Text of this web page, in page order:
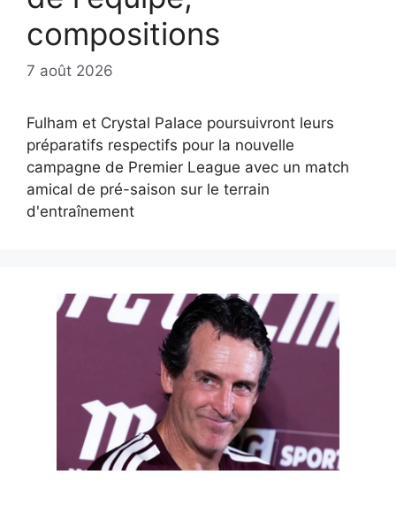
compositions
7 août 2026
Fulham et Crystal Palace poursuivront leurs
préparatifs respectifs pour la nouvelle
campagne de Premier League avec un match
amical de pré-saison sur le terrain
d'entraînement